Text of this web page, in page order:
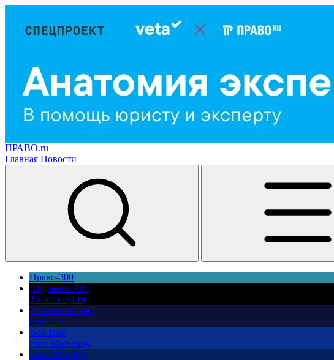
ПРАВО.ru
Главная Новости
Право-300
Юррынок РФ:
35 лет спустя
Экологическое
право
Best Law
Firm Marketing
ПМЮФ 2026